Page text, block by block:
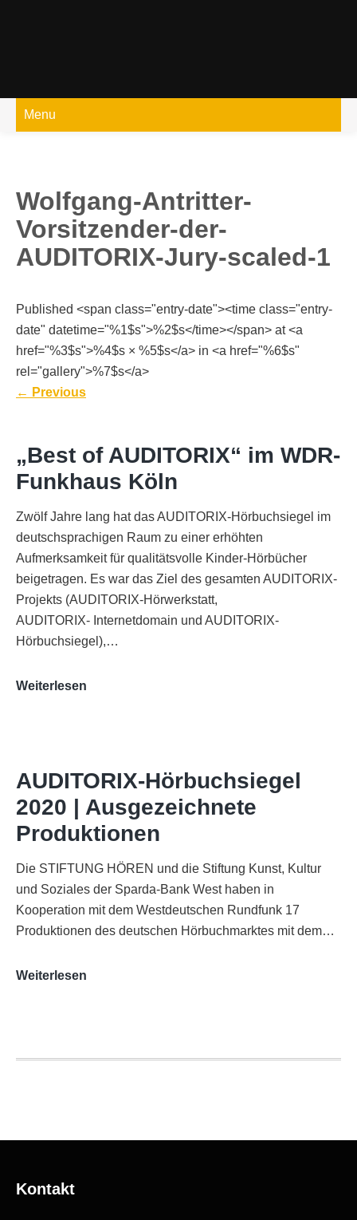
Menu
Wolfgang-Antritter-
Vorsitzender-der-
AUDITORIX-Jury-scaled-1
Published <span class="entry-date"><time class="entry-
date" datetime="%1$s">%2$s</time></span> at <a
href="%3$s">%4$s × %5$s</a> in <a href="%6$s"
rel="gallery">%7$s</a>
← Previous
„Best of AUDITORIX“ im WDR-
Funkhaus Köln
Zwölf Jahre lang hat das AUDITORIX-Hörbuchsiegel im
deutschsprachigen Raum zu einer erhöhten
Aufmerksamkeit für qualitätsvolle Kinder-Hörbücher
beigetragen. Es war das Ziel des gesamten AUDITORIX-
Projekts (AUDITORIX-Hörwerkstatt,
AUDITORIX- Internetdomain und AUDITORIX-
Hörbuchsiegel),…
Weiterlesen
Funkhaus
Köln
AUDITORIX-Hörbuchsiegel
2020 | Ausgezeichnete
Produktionen
Die STIFTUNG HÖREN und die Stiftung Kunst, Kultur
und Soziales der Sparda-Bank West haben in
Kooperation mit dem Westdeutschen Rundfunk 17
Produktionen des deutschen Hörbuchmarktes mit dem…
Weiterlesen
Ausgezeichnete
Kontakt